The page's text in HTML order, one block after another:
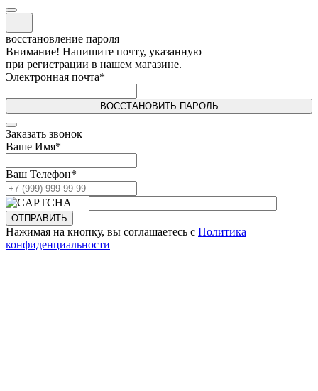
восстановление пароля
Внимание! Напишите почту, указанную
при регистрации в нашем магазине.
Электронная почта*
ВОССТАНОВИТЬ ПАРОЛЬ
Заказать звонок
Ваше Имя*
Ваш Телефон*
ОТПРАВИТЬ
Нажимая на кнопку, вы соглашаетесь с Политика
конфиденциальности